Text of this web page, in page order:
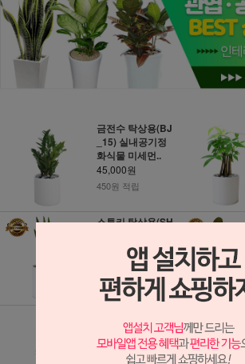
금전수 탁상용(BJ
_15) 실내공기정
화식물 미세먼..
45,000원
450원 적립
스투키 탁상용(SH
화식물 미세먼..
45,000원
450원 적립
(g_133) 축하화분
배달 개업..
49,000원